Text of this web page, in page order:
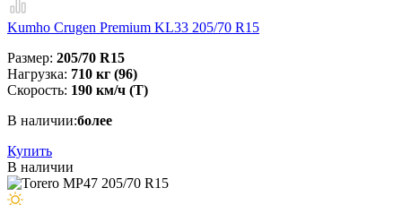
Kumho Crugen Premium KL33 205/70 R15
Размер: 205/70 R15
Нагрузка: 710 кг (96)
Скорость: 190 км/ч (T)
В наличии:более
Купить
В наличии